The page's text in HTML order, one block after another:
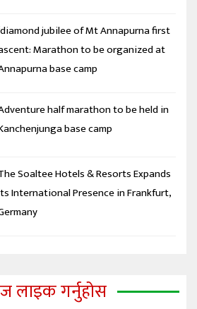
jubilee of Mt Annapurna first
Marathon to be organized at
base camp
half marathon to be held in
base camp
Soaltee Hotels & Resorts Expands
International Presence in Frankfurt,
लाइक गर्नुहोस